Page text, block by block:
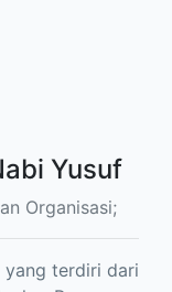
Yusuf
Organisasi;
yang terdiri dari